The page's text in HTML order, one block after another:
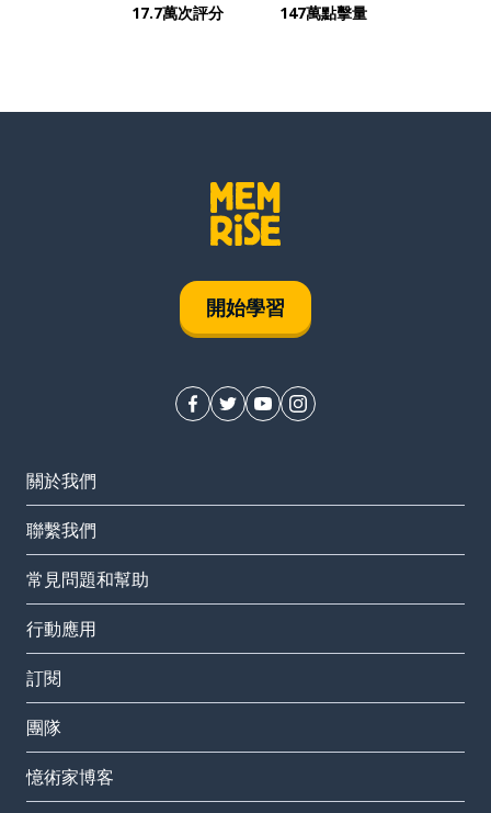
17.7萬次評分 147萬點擊量
開始學習
關於我們
聯繫我們
常見問題和幫助
行動應用
訂閱
團隊
憶術家博客